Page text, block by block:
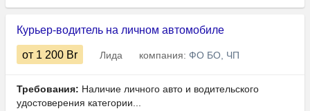
Курьер-водитель на личном автомобиле
от 1 200 Br Лида компания: ФО БО, ЧП
Требования: Наличие личного авто и водительского
удостоверения категории...